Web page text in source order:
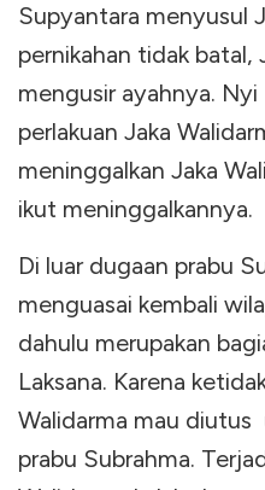
Supyantara menyusul
pernikahan tidak batal,
mengusir ayahnya.
perlakuan Jaka
meninggalkan Jaka
ikut meninggalkannya.
Di luar dugaan prabu
menguasai kembali
dahulu merupakan
Laksana. Karena
Walidarma mau diutus
prabu Subrahma.